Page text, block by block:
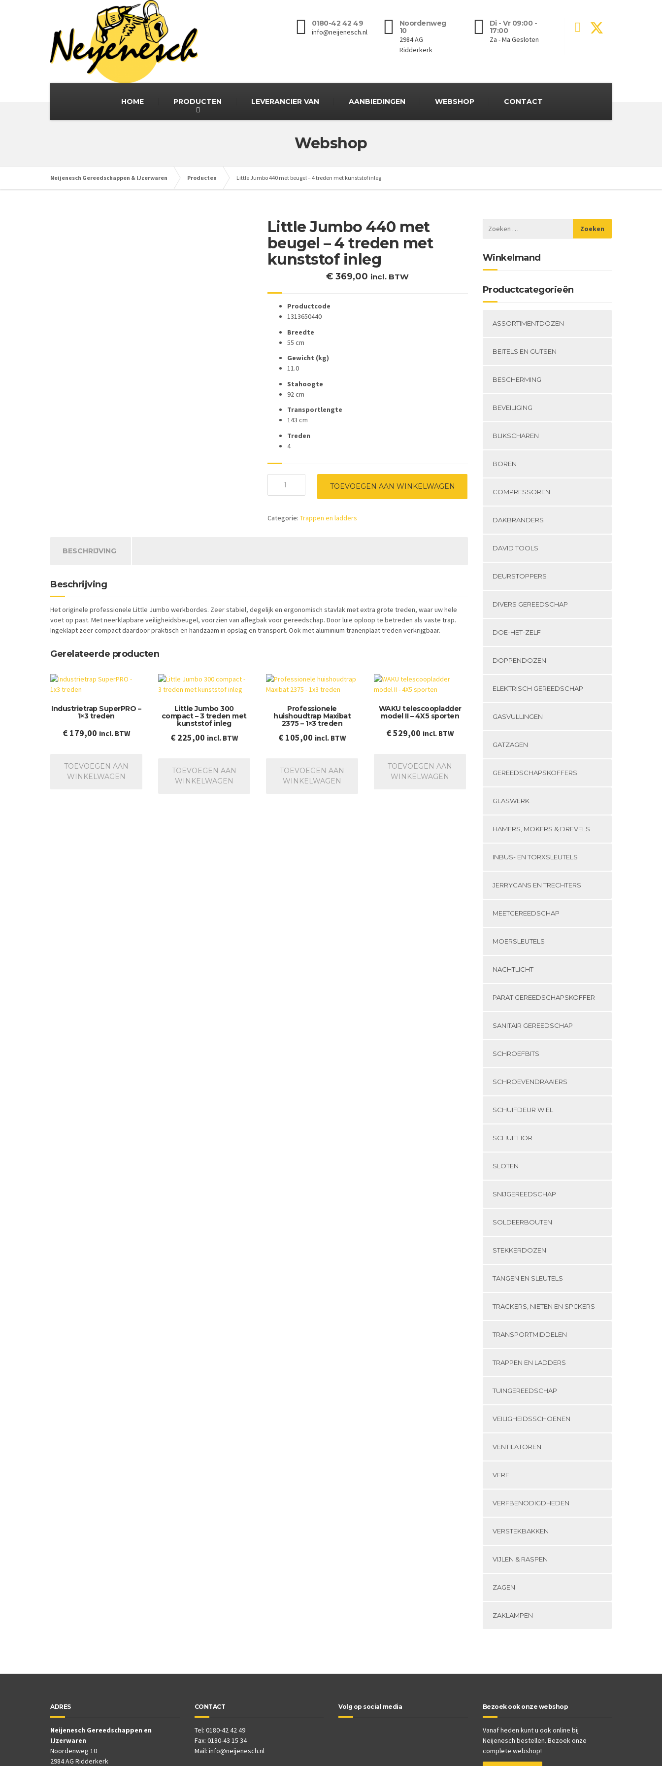
0180-42 42 49
info@neijenesch.nl
Noordenweg
10
2984 AG
Ridderkerk
Di - Vr 09:00 -
17:00
Za - Ma Gesloten
HOME PRODUCTEN LEVERANCIER VAN AANBIEDINGEN WEBSHOP CONTACT
Webshop
Neijenesch Gereedschappen & IJzerwaren Producten Little Jumbo 440 met beugel – 4 treden met kunststof inleg
Little Jumbo 440 met
beugel – 4 treden met
kunststof inleg
€ 369,00 incl. BTW
Productcode
1313650440
Breedte
55 cm
Gewicht (kg)
11.0
Stahoogte
92 cm
Transportlengte
143 cm
Treden
4
Jumbo
beugel
TOEVOEGEN AAN WINKELWAGEN
Categorie: Trappen en ladders
BESCHRIJVING
Beschrijving
Het originele professionele Little Jumbo werkbordes. Zeer stabiel, degelijk en ergonomisch stavlak met extra grote treden, waar uw hele
voet op past. Met neerklapbare veiligheidsbeugel, voorzien van aflegbak voor gereedschap. Door luie oploop te betreden als vaste trap.
Ingeklapt zeer compact daardoor praktisch en handzaam in opslag en transport. Ook met aluminium tranenplaat treden verkrijgbaar.
Gerelateerde producten
Industrietrap SuperPRO –
1×3 treden
€179,00 incl. BTW
TOEVOEGEN AAN
WINKELWAGEN
Little Jumbo 300
compact – 3 treden met
kunststof inleg
€225,00 incl. BTW
TOEVOEGEN AAN
WINKELWAGEN
Professionele
huishoudtrap Maxibat
2375 – 1×3 treden
€ 105,00 incl. BTW
TOEVOEGEN AAN
WINKELWAGEN
WAKU telescoopladder
model II – 4X5 sporten
€529,00 incl. BTW
TOEVOEGEN AAN
WINKELWAGEN
Winkelmand
Productcategorieën
ASSORTIMENTDOZEN
BEITELS EN GUTSEN
BESCHERMING
BEVEILIGING
BLIKSCHAREN
BOREN
COMPRESSOREN
DAKBRANDERS
DAVID TOOLS
DEURSTOPPERS
DIVERS GEREEDSCHAP
DOE-HET-ZELF
DOPPENDOZEN
ELEKTRISCH GEREEDSCHAP
GASVULLINGEN
GATZAGEN
GEREEDSCHAPSKOFFERS
GLASWERK
HAMERS, MOKERS & DREVELS
INBUS- EN TORXSLEUTELS
JERRYCANS EN TRECHTERS
MEETGEREEDSCHAP
MOERSLEUTELS
NACHTLICHT
PARAT GEREEDSCHAPSKOFFER
SANITAIR GEREEDSCHAP
SCHROEFBITS
SCHROEVENDRAAIERS
SCHUIFDEUR WIEL
SCHUIFHOR
SLOTEN
SNIJGEREEDSCHAP
SOLDEERBOUTEN
STEKKERDOZEN
TANGEN EN SLEUTELS
TRACKERS, NIETEN EN SPIJKERS
TRANSPORTMIDDELEN
TRAPPEN EN LADDERS
TUINGEREEDSCHAP
VEILIGHEIDSSCHOENEN
VENTILATOREN
VERF
VERFBENODIGDHEDEN
VERSTEKBAKKEN
VIJLEN & RASPEN
ZAGEN
ZAKLAMPEN
ADRES
Neijenesch Gereedschappen en
IJzerwaren
Noordenweg 10
2984 AG Ridderkerk
CONTACT
Tel: 0180-42 42 49
Fax: 0180-43 15 34
Mail: info@neijenesch.nl
Volg op social media Bezoek ook onze webshop
Vanaf heden kunt u ook online bij
Neijenesch bestellen. Bezoek onze
complete webshop!